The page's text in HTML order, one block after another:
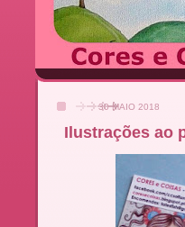
30 MAIO 2018
Ilustrações ao